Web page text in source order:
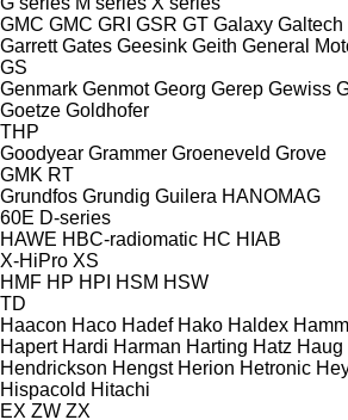
GMC GMC GRI GSR GT Galaxy Galtech
Garrett Gates Geesink Geith General
GS
Genmark Genmot Georg Gerep Gewiss
Goetze Goldhofer
THP
Goodyear Grammer Groeneveld Grove
GMK RT
Grundfos Grundig Guilera HANOMAG
60E D-series
HAWE HBC-radiomatic HC HIAB
X-HiPro XS
HMF HP HPI HSM HSW
TD
Haacon Haco Hadef Hako Haldex Hamm
Hapert Hardi Harman Harting Hatz Haug
Hendrickson Hengst Herion Hetronic
Hispacold Hitachi
EX ZW ZX